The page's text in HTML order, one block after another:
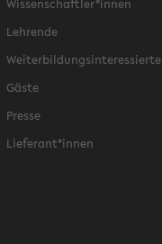
Wissenschaftler*innen
Lehrende
Weiterbildungsinteressierte
Gäste
Presse
Lieferant*innen